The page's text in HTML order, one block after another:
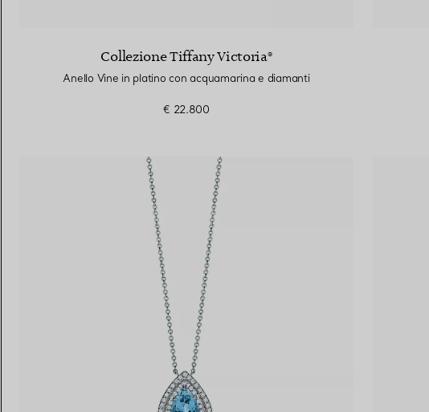
Collezione Tiffany Victoria®
Anello Vine in platino con acquamarina e diamanti
€ 22.800